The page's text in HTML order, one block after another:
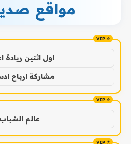
مواقع
اول اثنين ريادة
مشاركة ارباح
عالم الشباب